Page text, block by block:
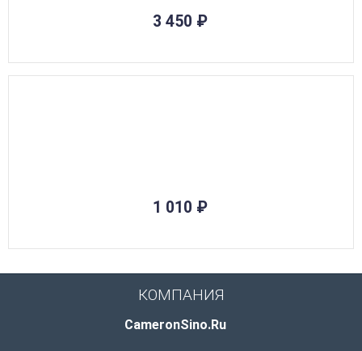
3 450 ₽
1 010 ₽
КОМПАНИЯ
CameronSino.Ru